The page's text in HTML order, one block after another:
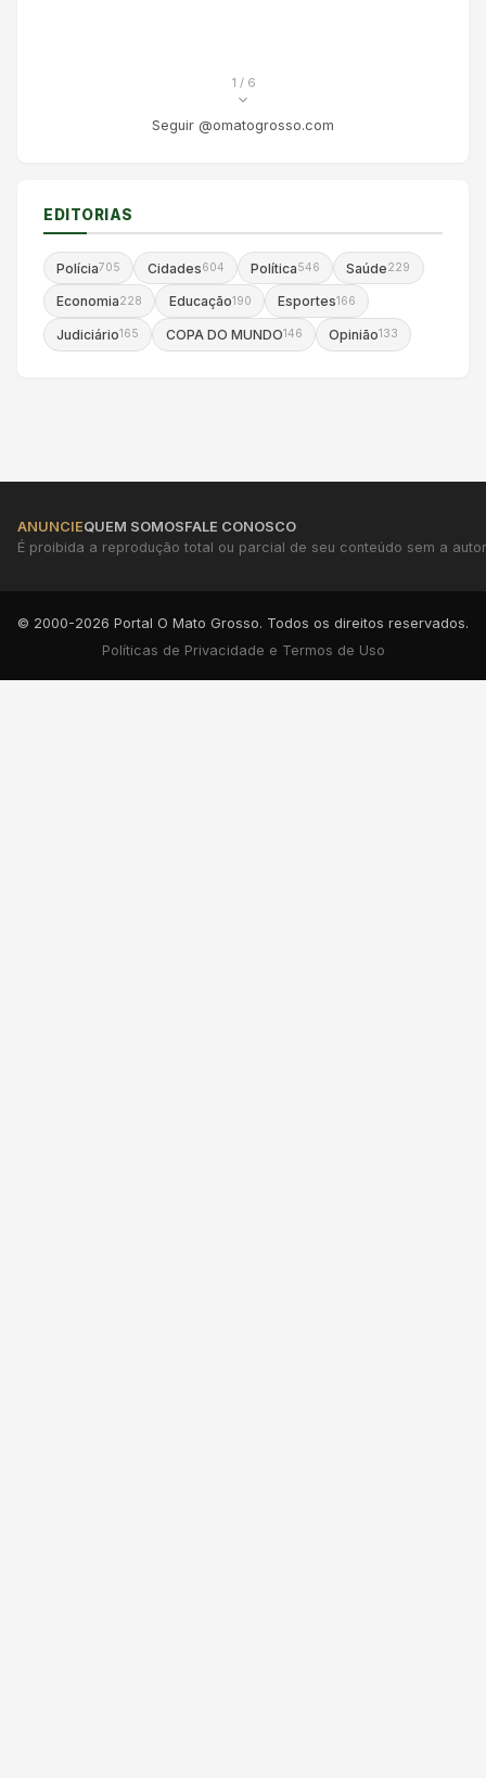
1 / 6
Seguir @omatogrosso.com
EDITORIAS
Polícia705 Cidades604 Política546 Saúde229
Economia228 Educação190 Esportes166
Judiciário165 COPA DO MUNDO146 Opinião133
ANUNCIEQUEM SOMOSFALE CONOSCO
É proibida a reprodução total ou parcial de seu conteúdo sem a
© 2000-2026 Portal O Mato Grosso. Todos os direitos reservados.
Políticas de Privacidade e Termos de Uso